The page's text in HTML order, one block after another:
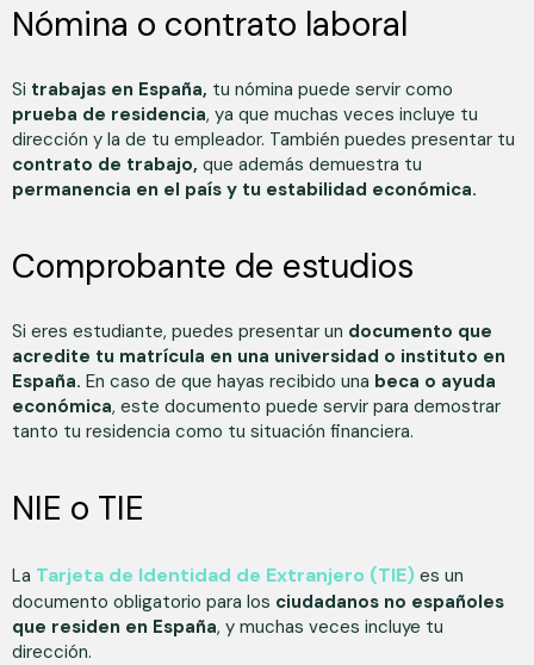
Nómina o contrato laboral
Si trabajas en España, tu nómina puede servir como
prueba de residencia, ya que muchas veces incluye tu
dirección y la de tu empleador. También puedes presentar tu
contrato de trabajo, que además demuestra tu
permanencia en el país y tu estabilidad económica.
Comprobante de estudios
Si eres estudiante, puedes presentar un documento que
acredite tu matrícula en una universidad o instituto en
España. En caso de que hayas recibido una beca o ayuda
económica, este documento puede servir para demostrar
tanto tu residencia como tu situación financiera.
NIE o TIE
La Tarjeta de Identidad de Extranjero (TIE) es un
documento obligatorio para los ciudadanos no españoles
que residen en España, y muchas veces incluye tu
dirección.